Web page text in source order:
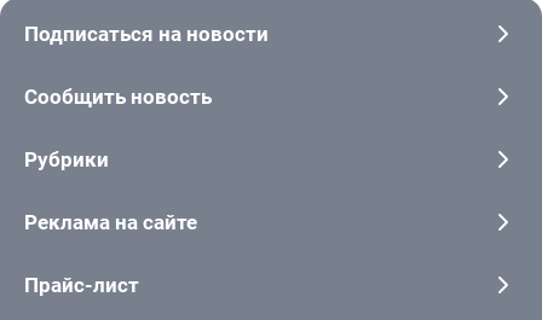
Подписаться на новости
Сообщить новость
Рубрики
Реклама на сайте
Прайс-лист